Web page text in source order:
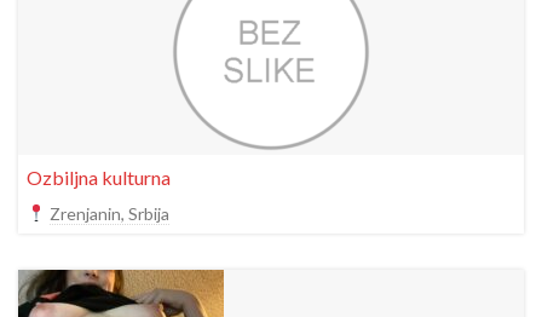
Ozbiljna kulturna
Zrenjanin, Srbija